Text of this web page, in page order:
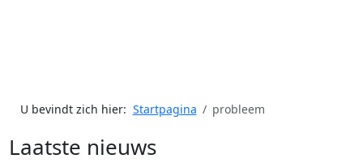
U bevindt zich hier: Startpagina probleem
Laatste nieuws